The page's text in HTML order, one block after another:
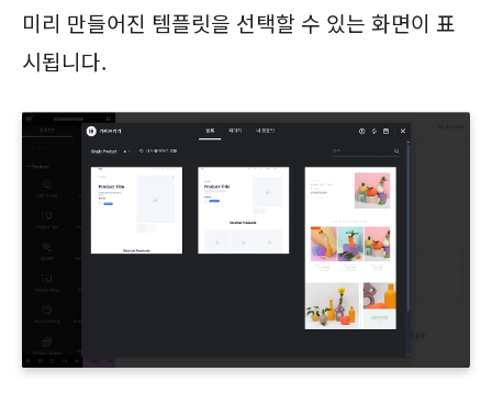
미리 만들어진 템플릿을 선택할 수 있는 화면이 표
시됩니다.